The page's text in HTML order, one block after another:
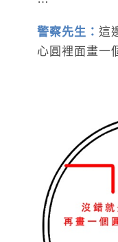
警察先生： 這
心圓裡面畫一